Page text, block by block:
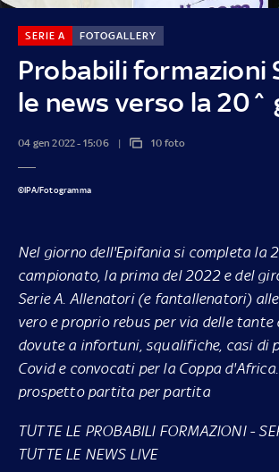
Probabili formazioni
le news verso la 20^
SERIE A FOTOGALLERY
04 gen 2022 - 15:06 10 foto
©IPA/Fotogramma
Nel giorno dell'Epifania si completa la
campionato, la prima del 2022 e del
Serie A. Allenatori (e fantallenatori)
vero e proprio rebus per via delle tante
dovute a infortuni, squalifiche, casi di
Covid e convocati per la Coppa
prospetto partita per partita
TUTTE LE PROBABILI FORMAZIONI-
TUTTE LE NEWS LIVE